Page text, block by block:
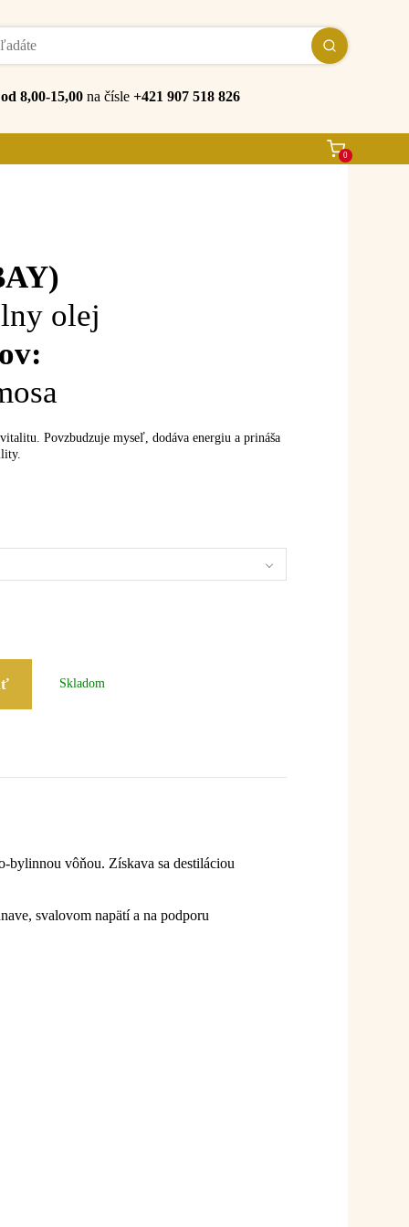
od 8,00-15,00 na čísle+421 907 518 826
0
olej
Povzbudzuje myseľ, dodáva energiu a prináša
Skladom
vôňou. Získava sa destiláciou
svalovom napätí a na podporu